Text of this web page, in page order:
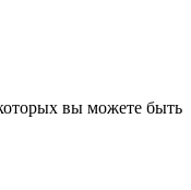
вы можете быть